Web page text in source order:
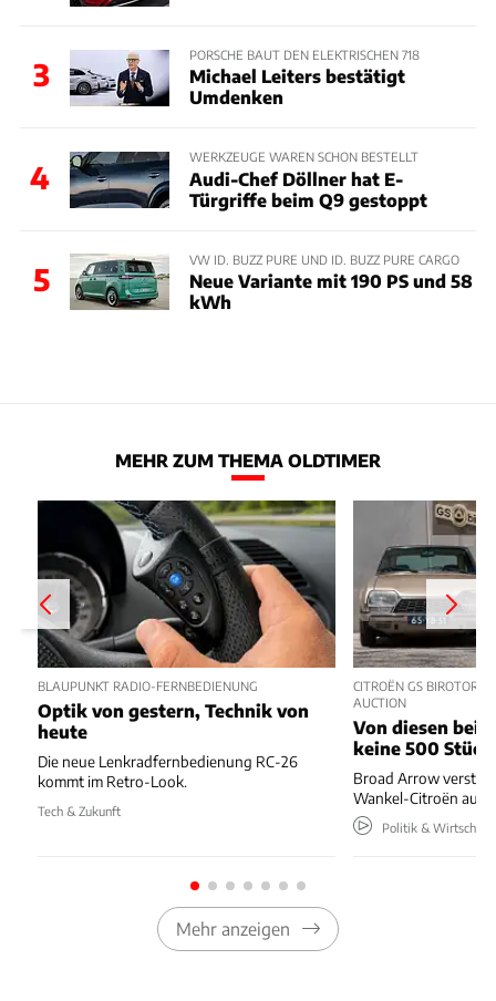
3
PORSCHE BAUT DEN ELEKTRISCHEN 718
Michael Leiters bestätigt
Umdenken
4
WERKZEUGE WAREN SCHON BESTELLT
Audi-Chef Döllner hat E-
Türgriffe beim Q9 gestoppt
5
VW ID. BUZZ PURE UND ID. BUZZ PURE CARGO
Neue Variante mit 190 PS und 58
kWh
MEHR ZUM THEMA OLDTIMER
BLAUPUNKT RADIO-FERNBEDIENUNG
Optik von gestern, Technik von
heute
Die neue Lenkradfernbedienung RC-26
kommt im Retro-Look.
Tech & Zukunft
CITROËN GS BIROTOR
AUCTION
Von diesen
keine 500 Stück
Broad Arrow
Wankel-Citroën aus
Politik & Wirtschaft
Mehr anzeigen